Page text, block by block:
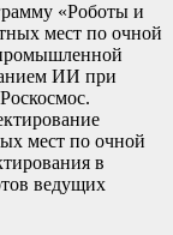
«Роботы и
мест по очной
ИИ при
мест по очной
в
ведущих